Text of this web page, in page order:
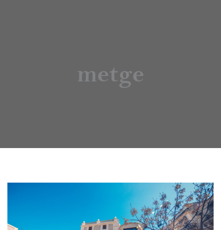
metge